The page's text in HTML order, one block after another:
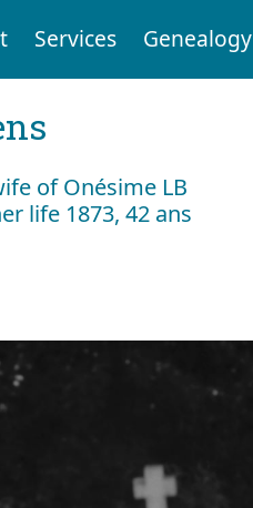
Services Genealogy
of Onésime LB
life 1873, 42 ans